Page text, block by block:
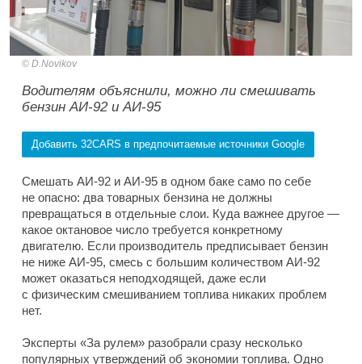
D.Novikov
Водителям объяснили, можно ли смешивать
бензин АИ-92 и АИ-95
Добавить 32CARS в предпочитаемые источники Google
Смешать АИ-92 и АИ-95 в одном баке само по себе
не опасно: два товарных бензина не должны
превращаться в отдельные слои. Куда важнее другое —
какое октановое число требуется конкретному
двигателю. Если производитель предписывает бензин
не ниже АИ-95, смесь с большим количеством АИ-92
может оказаться неподходящей, даже если
с физическим смешиванием топлива никаких проблем
нет.
Эксперты «За рулем» разобрали сразу несколько
популярных утверждений об экономии топлива. Одно